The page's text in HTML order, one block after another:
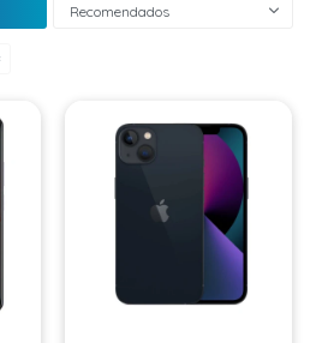
Recomendados